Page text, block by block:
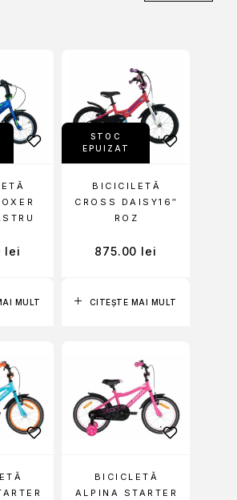
MULT
lei
STOC
EPUIZAT
CITEȘTE MAI MULT
BICICILETĂ
CROSS DAISY16″
ROZ
875.00 lei
BICICLETĂ
ALPINA STARTER